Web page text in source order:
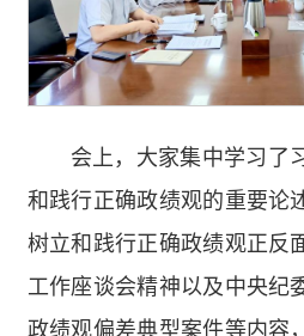
会上，大家集中学习了
和践行正确政绩观的重要论
树立和践行正确政绩观正反
工作座谈会精神以及中央纪
政绩观偏差典型案件等内容